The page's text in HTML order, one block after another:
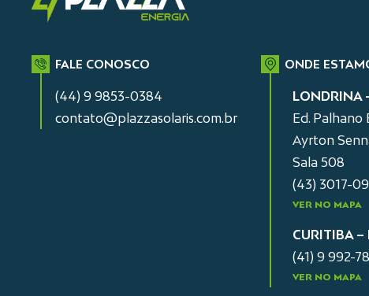
FALE CONOSCO
(44) 9 9853-0384
contato@plazzasolaris.com.br
ONDE
LONDRINA
Ed. Palhano
Ayrton
Sala 508
(43) 3017-
VER NO MAPA
CURITIBA –
(41) 9 992-
VER NO MAPA